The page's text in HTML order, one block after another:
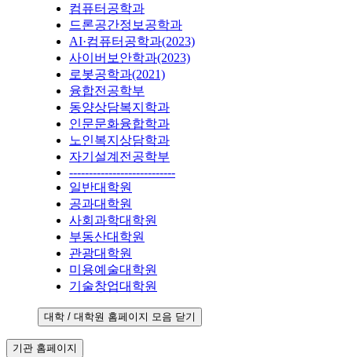
컴퓨터공학과
드론공간정보공학과
AI·컴퓨터공학과(2023)
사이버보안학과(2023)
로봇공학과(2021)
융합전공학부
동양상담복지학과
인문문화융합학과
노인복지상담학과
자기설계전공학부
---------------------------
일반대학원
공과대학원
사회과학대학원
부동산대학원
관광대학원
미용예술대학원
기술창업대학원
대학 / 대학원 홈페이지 모음 닫기
기관 홈페이지